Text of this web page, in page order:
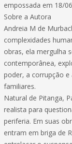
empossada em 18/
Sobre a Autora
Andreia M de
complexidades
obras, ela mergulha
contemporânea,
poder, a corrupção
familiares.
Natural de Pitanga,
realista para
periferia. Em suas
entram em briga de